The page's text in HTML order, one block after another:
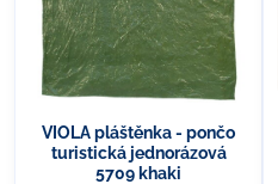
VIOLA pláštěnka - pončo
turistická jednorázová
5709 khaki